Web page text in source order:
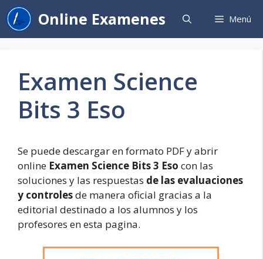
Saltar
al
contenido
Online Examenes Menú
Examen Science
Bits 3 Eso
Se puede descargar en formato PDF y abrir
online Examen Science Bits 3 Eso con las
soluciones y las respuestas de las evaluaciones
y controlesde manera oficial gracias a la
editorial destinado a los alumnos y los
profesores en esta pagina.